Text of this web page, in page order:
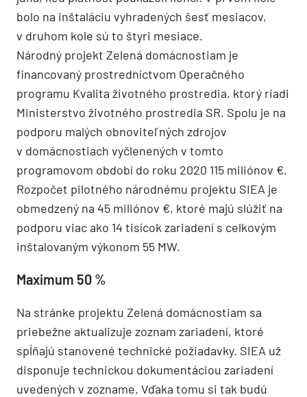
bolo na inštaláciu vyhradených šesť mesiacov,
v druhom kole sú to štyri mesiace.
Národný projekt Zelená domácnostiam je
financovaný prostredníctvom Operačného
programu Kvalita životného prostredia, ktorý riadi
Ministerstvo životného prostredia SR. Spolu je na
podporu malých obnoviteľných zdrojov
v domácnostiach vyčlenených v tomto
programovom období do roku 2020 115 miliónov €.
Rozpočet pilotného národnému projektu SIEA je
obmedzený na 45 miliónov €, ktoré majú slúžiť na
podporu viac ako 14 tisícok zariadení s celkovým
inštalovaným výkonom 55 MW.
Maximum 50 %
Na stránke projektu Zelená domácnostiam sa
priebežne aktualizuje zoznam zariadení, ktoré
spĺňajú stanovené technické požiadavky. SIEA už
disponuje technickou dokumentáciou zariadení
uvedených v zozname. Vďaka tomu si tak budú